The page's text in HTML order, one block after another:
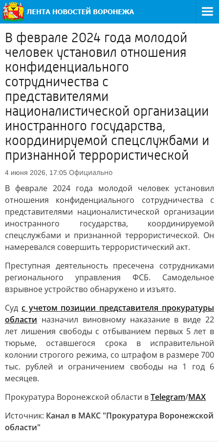
В феврале 2024 года молодой
человек установил отношения
конфиденциального
сотрудничества с
представителями
националистической организации
иностранного государства,
координируемой спецслужбами и
признанной террористической
4 июня 2026, 17:05 Официально
В феврале 2024 года молодой человек установил
отношения конфиденциального сотрудничества с
представителями националистической организации
иностранного государства, координируемой
спецслужбами и признанной террористической. Он
намеревался совершить террористический акт.
Преступная деятельность пресечена сотрудниками
регионального управления ФСБ. Самодельное
взрывное устройство обнаружено и изъято.
Суд с учетом позиции представителя прокуратуры
области назначил виновному наказание в виде 22
лет лишения свободы с отбыванием первых 5 лет в
тюрьме, оставшегося срока в исправительной
колонии строгого режима, со штрафом в размере 700
тыс. рублей и ограничением свободы на 1 год 6
месяцев.
Прокуратура Воронежской области вTelegram/MAX
Источник: Канал в МАКС "Прокуратура Воронежской
области"